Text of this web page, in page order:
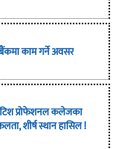
काम गर्ने अवसर
प्रोफेशनल कलेजका
शीर्ष स्थान हासिल !